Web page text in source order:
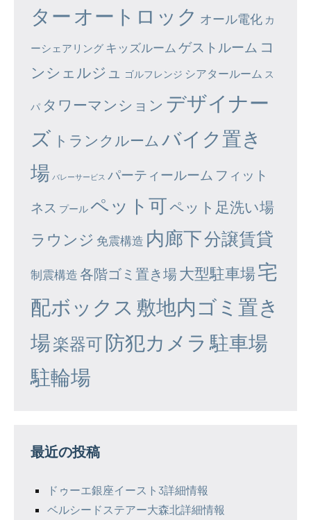
ター オートロック オール電化 カ
ーシェアリング キッズルーム ゲストルーム コ
ンシェルジュ
ゴルフレンジ シアタールーム ス
パ タワーマンション デザイナー
ズ トランクルーム バイク置き
場 バレーサービス パーティールーム フィット
ネス プール ペット可ペット足洗い場
ラウンジ 免震構造 内廊下分譲賃貸
制震構造 各階ゴミ置き場大型駐車場宅
配ボックス 敷地内ゴミ置き
場楽器可防犯カメラ 駐車場
駐輪場
最近の投稿
ドゥーエ銀座イースト3詳細情報
ベルシードステアー大森北詳細情報